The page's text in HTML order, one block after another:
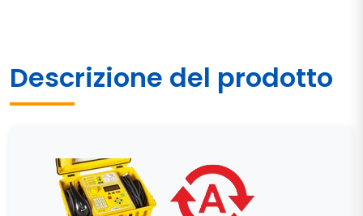
Descrizione del prodotto